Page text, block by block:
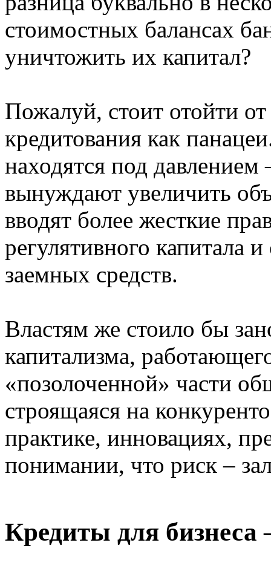
стоимостных балансах
уничтожить их капитал?
Пожалуй, стоит отойти
кредитования как
находятся под
вынуждают увеличить
вводят более жесткие
регулятивного капитала
заемных средств.
Властям же стоило бы
капитализма,
«позолоченной» части
строящаяся на
практике, инновациях,
понимании, что риск –
Кредиты для бизнеса